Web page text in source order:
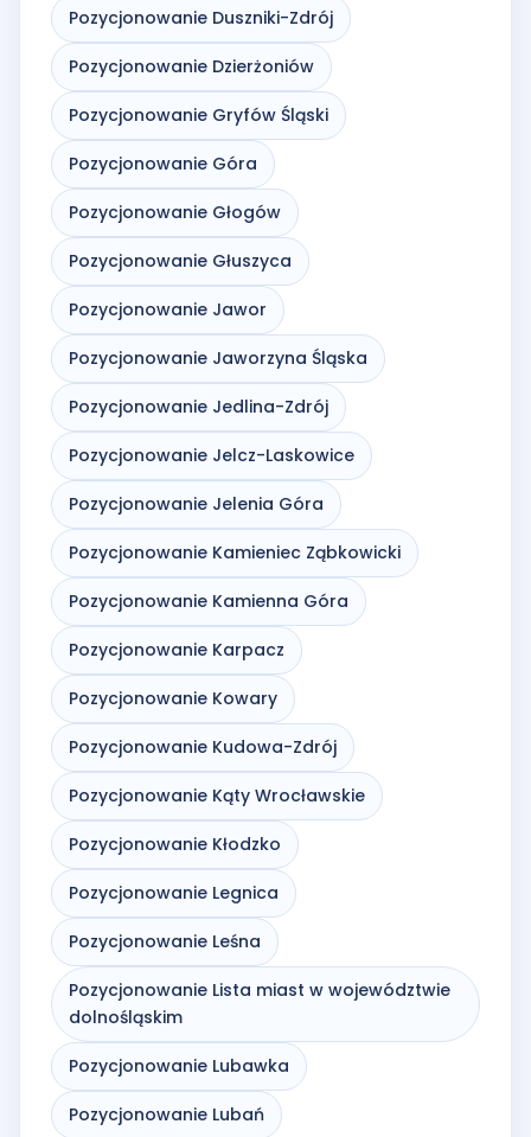
Pozycjonowanie Duszniki-Zdrój
Pozycjonowanie Dzierżoniów
Pozycjonowanie Gryfów Śląski
Pozycjonowanie Góra
Pozycjonowanie Głogów
Pozycjonowanie Głuszyca
Pozycjonowanie Jawor
Pozycjonowanie Jaworzyna Śląska
Pozycjonowanie Jedlina-Zdrój
Pozycjonowanie Jelcz-Laskowice
Pozycjonowanie Jelenia Góra
Pozycjonowanie Kamieniec Ząbkowicki
Pozycjonowanie Kamienna Góra
Pozycjonowanie Karpacz
Pozycjonowanie Kowary
Pozycjonowanie Kudowa-Zdrój
Pozycjonowanie Kąty Wrocławskie
Pozycjonowanie Kłodzko
Pozycjonowanie Legnica
Pozycjonowanie Leśna
Pozycjonowanie Lista miast w województwie
dolnośląskim
Pozycjonowanie Lubawka
Pozycjonowanie Lubań